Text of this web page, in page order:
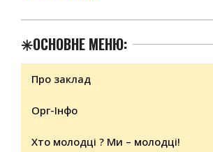
✳️ОСНОВНЕ МЕНЮ:
Про заклад
Орг-Інфо
Хто молодці ? Ми – молодці!